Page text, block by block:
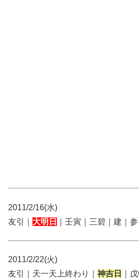
2011/2/16(水)
友引｜ 大明日 ｜壬寅｜三碧｜建｜参
2011/2/22(火)
友引｜天一天上終わり｜ 神吉日 ｜